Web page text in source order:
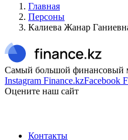
Главная
Персоны
Калиева Жанар
Самый большой финансовый
Instagram Finance.kzFacebook
Оцените наш сайт
Контакты